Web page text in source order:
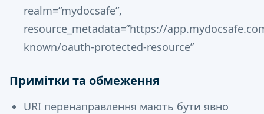
realm=”mydocsafe”,
resource_metadata=”https://
known/oauth-protected-resource”
Примітки та обмеження
URI перенаправлення мають бути явно